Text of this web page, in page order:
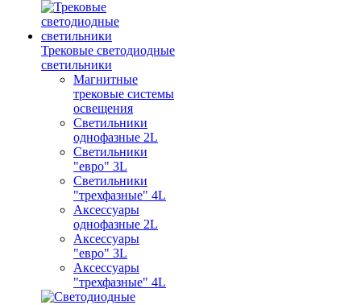
Трековые светодиодные
светильники
Магнитные
трековые системы
освещения
Светильники
однофазные 2L
Светильники
"евро" 3L
Светильники
"трехфазные" 4L
Аксессуары
однофазные 2L
Аксессуары
"евро" 3L
Аксессуары
"трехфазные" 4L